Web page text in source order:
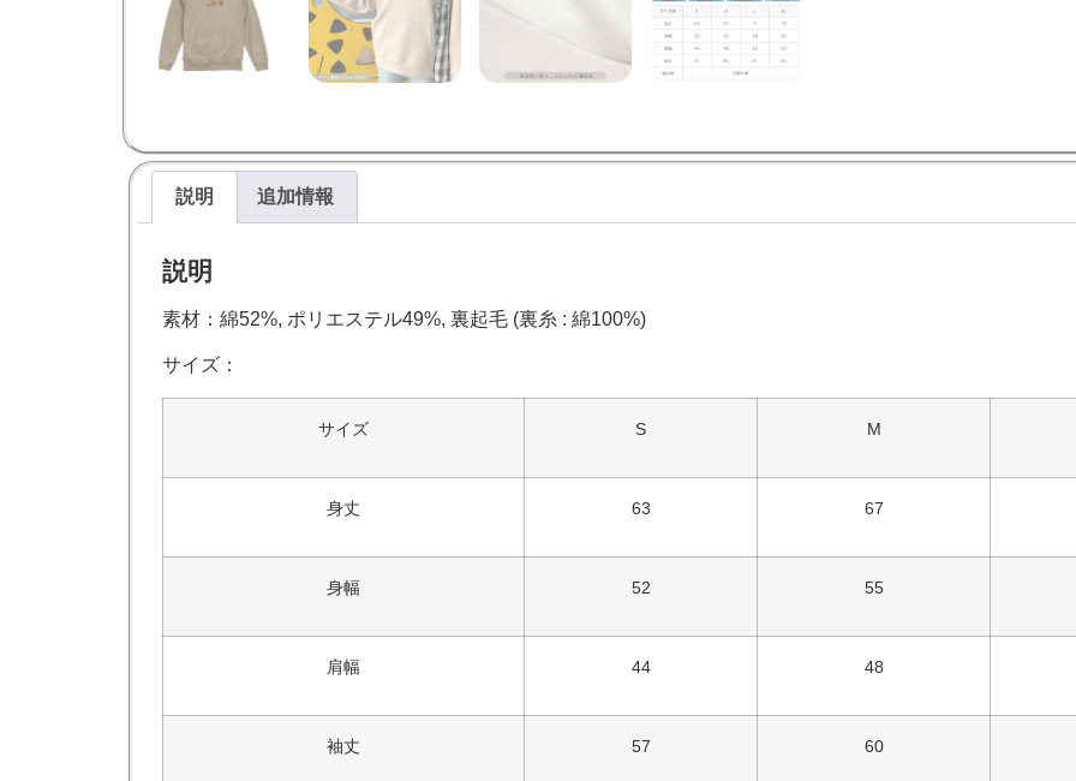
説明 追加情報
説明
素材：綿52%, ポリエステル49%, 裏起毛 (裏糸 : 綿100%)
サイズ：
サイズ S M
身丈 63 67
身幅 52 55
肩幅 44 48
袖丈 57 60